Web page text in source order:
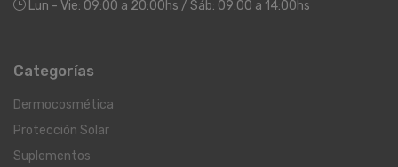
Lun - Vie: 09:00 a 20:00hs / Sáb: 09:00 a 14:00hs
Categorías
Dermocosmética
Protección Solar
Suplementos